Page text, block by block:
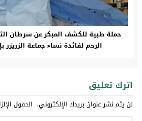
حملة طبية للكشف المبكر عن سرطان
الرحم لفائدة نساء جماعة الزريزر
اترك تعليق
لن يتم نشر عنوان بريدك الإلكتروني. الحقول